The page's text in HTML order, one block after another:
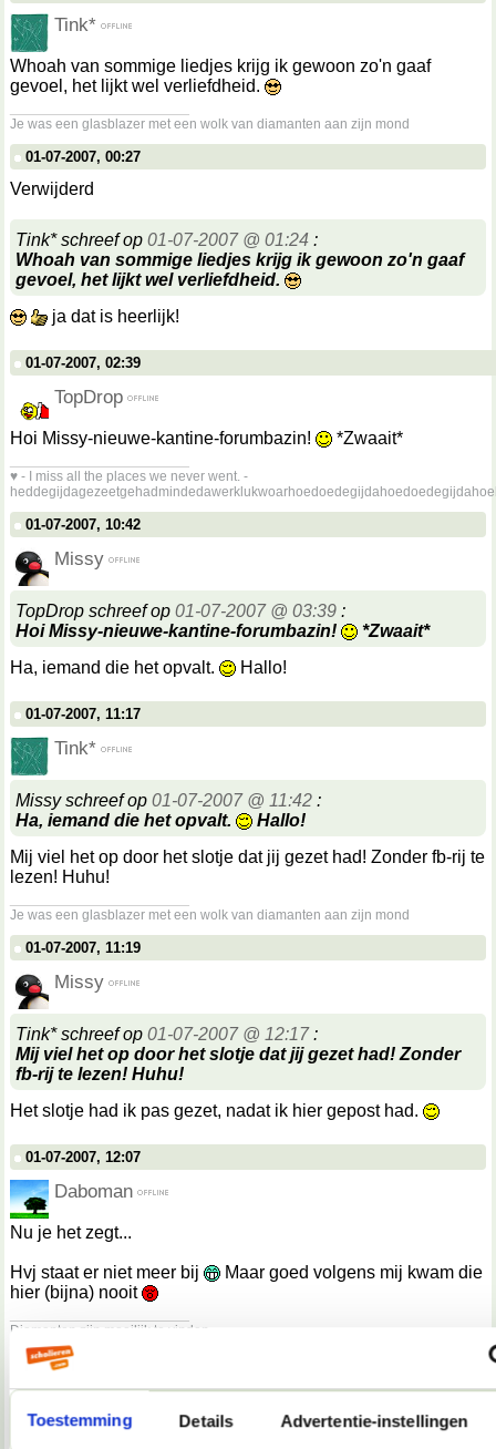
Toestemming Details Advertentie-instellingen
Tink*
Whoah van sommige liedjes krijg ik gewoon zo'n gaaf
gevoel, het lijkt wel verliefdheid.
Je was een glasblazer met een wolk van diamanten aan zijn mond
01-07-2007, 00:27
Verwijderd
Tink* schreef op 01-07-2007 @ 01:24 :
Whoah van sommige liedjes krijg ik gewoon zo'n gaaf
gevoel, het lijkt wel verliefdheid.
ja dat is heerlijk!
01-07-2007, 02:39
TopDrop
Hoi Missy-nieuwe-kantine-forumbazin!
*Zwaait*
♥ - I miss all the places we never went. -
01-07-2007, 10:42
Missy
TopDrop schreef op 01-07-2007 @ 03:39 :
Hoi Missy-nieuwe-kantine-forumbazin!
*Zwaait*
Ha, iemand die het opvalt.
Hallo!
01-07-2007, 11:17
Tink*
Missy schreef op 01-07-2007 @ 11:42 :
Ha, iemand die het opvalt.
Hallo!
Mij viel het op door het slotje dat jij gezet had! Zonder fb-rij te
lezen! Huhu!
Je was een glasblazer met een wolk van diamanten aan zijn mond
01-07-2007, 11:19
Missy
Tink* schreef op 01-07-2007 @ 12:17:
Mij viel het op door het slotje dat jij gezet had! Zonder
fb-rij te lezen! Huhu!
Het slotje had ik pas gezet, nadat ik hier gepost had.
01-07-2007, 12:07
Daboman
Nu je het zegt...
Hvj staat er niet meer bij
Maar goed volgens mij kwam die
hier (bijna) nooit
Diamanten zijn moeilijk te vinden.
01-07-2007, 12:27
Martiño